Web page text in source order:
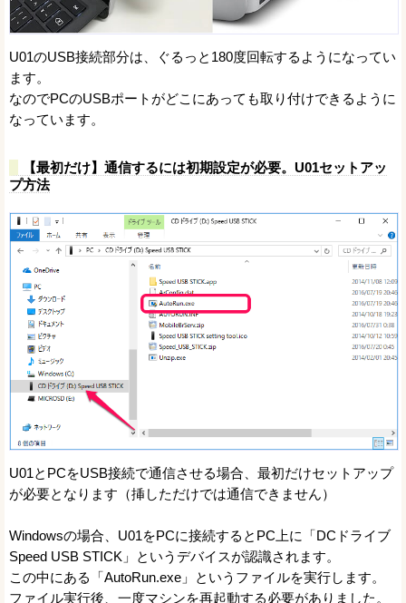
U01のUSB接続部分は、ぐるっと180度回転するようになってい
ます。
なのでPCのUSBポートがどこにあっても取り付けできるように
なっています。
【最初だけ】通信するには初期設定が必要。U01セットアッ
プ方法
U01とPCをUSB接続で通信させる場合、最初だけセットアップ
が必要となります（挿しただけでは通信できません）
Windowsの場合、U01をPCに接続するとPC上に「DCドライブ
Speed USB STICK」というデバイスが認識されます。
この中にある「AutoRun.exe」というファイルを実行します。
ファイル実行後、一度マシンを再起動する必要がありました。